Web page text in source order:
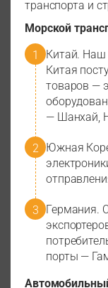
транспорта и
Морской
Китай. Наш
Китая
товаров —
— Шанхай,
Южная
Германия.
порты —